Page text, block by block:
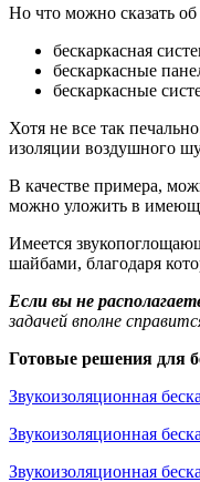
Но что можно сказать
бескаркасная
бескаркасные
бескаркасные
Хотя не все так
изоляции воздушного
В качестве примера,
можно уложить в
Имеется
шайбами, благодаря
Если вы не
задачей вполне
Готовые решения для
Звукоизоляционная
Звукоизоляционная
Звукоизоляционная